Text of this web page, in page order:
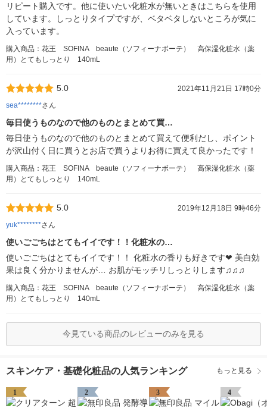
リピート購入です。他に使いたい化粧水が無いときはこちらを使用
しています。しっとりタイプですが、ベタベタしないところが気に
入っています。
購入商品：花王 SOFINA beaute（ソフィーナボーテ） 高保湿化粧水（薬
用）とてもしっとり 140mL
5.0
2021年11月21日 17時0分
sea********さん
毎日使うものなので他のものとまとめて買…
毎日使うものなので他のものとまとめて買えて便利だし、ポイント
が沢山付く日に買うとお店で買うよりお得に買えて良かったです！
購入商品：花王 SOFINA beaute（ソフィーナボーテ） 高保湿化粧水（薬
用）とてもしっとり 140mL
5.0
2019年12月18日 9時46分
yuk********さん
使いごごちはとてもイイです！！化粧水の…
使いごごちはとてもイイです！！ 化粧水の香りも好きです❤︎ 美白効
果は良く分かりませんが… お肌がモッチリしっとりします♫♫♫
購入商品：花王 SOFINA beaute（ソフィーナボーテ） 高保湿化粧水（薬
用）とてもしっとり 140mL
今見ている商品のレビューのみを見る
スキンケア・基礎化粧品の人気ランキング もっと見る
1 2 3 4